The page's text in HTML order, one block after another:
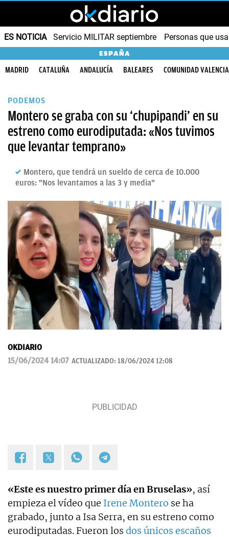
ES NOTICIA Servicio MILITAR septiembre Personas que
ESPAÑA
MADRID CATALUÑA ANDALUCÍA BALEARES COMUNIDAD
PODEMOS
Montero se graba con su ‘chupipandi’ en su
estreno como eurodiputada: «Nos tuvimos
que levantar temprano»
Montero, que tendrá un sueldo de cerca de 10.000
euros: "Nos levantamos a las 3 y media"
OKDIARIO
15/06/2024 14:07 ACTUALIZADO: 18/06/2024 12:08
«Este es nuestro primer día en Bruselas», así
empieza el vídeo que Irene Montero se ha
grabado, junto a Isa Serra, en su estreno como
eurodiputadas. Fueron los dos únicos escaños